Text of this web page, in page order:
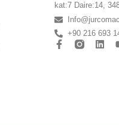
kat:7 Daire:14,
+90 216 693